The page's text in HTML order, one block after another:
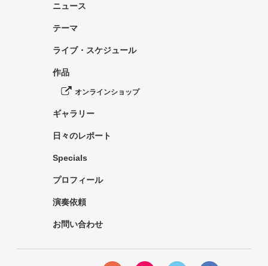
ニュース
テーマ
ライブ・スケジュール
作品
オンラインショップ
ギャラリー
日々のレポート
Specials
プロフィール
演奏依頼
お問い合わせ